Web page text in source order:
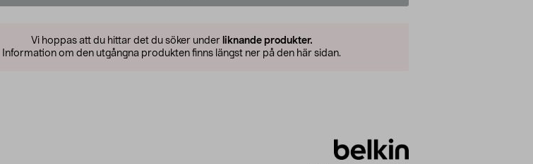
Vi hoppas att du hittar det du söker under liknande produkter.
Information om den utgångna produkten finns längst ner på den här sidan.